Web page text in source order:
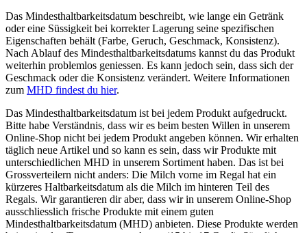
Das Mindesthaltbarkeitsdatum beschreibt, wie lange ein Getränk
oder eine Süssigkeit bei korrekter Lagerung seine spezifischen
Eigenschaften behält (Farbe, Geruch, Geschmack, Konsistenz).
Nach Ablauf des Mindesthaltbarkeitsdatums kannst du das Produkt
weiterhin problemlos geniessen. Es kann jedoch sein, dass sich der
Geschmack oder die Konsistenz verändert. Weitere Informationen
zum MHD findest du hier.
Das Mindesthaltbarkeitsdatum ist bei jedem Produkt aufgedruckt.
Bitte habe Verständnis, dass wir es beim besten Willen in unserem
Online-Shop nicht bei jedem Produkt angeben können. Wir erhalten
täglich neue Artikel und so kann es sein, dass wir Produkte mit
unterschiedlichen MHD in unserem Sortiment haben. Das ist bei
Grossverteilern nicht anders: Die Milch vorne im Regal hat ein
kürzeres Haltbarkeitsdatum als die Milch im hinteren Teil des
Regals. Wir garantieren dir aber, dass wir in unserem Online-Shop
ausschliesslich frische Produkte mit einem guten
Mindesthaltbarkeitsdatum (MHD) anbieten. Diese Produkte werden